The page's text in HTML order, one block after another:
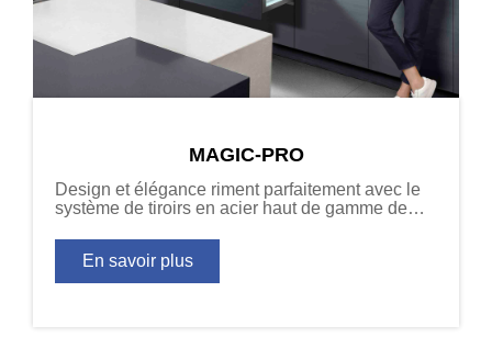
MAGIC-PRO
Design et élégance riment parfaitement avec le
système de tiroirs en acier haut de gamme de
fonctionnalités qui définissent un programme de
tiroirs moderne, vous trouverez une version pour
répondre aux spécifications les plus exigeantes.
En savoir plus